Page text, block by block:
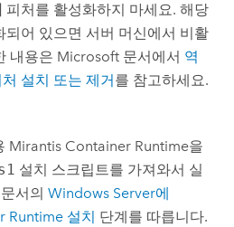
피처를 활성화하지 마세요. 해당
되어 있으면 서버 머신에서 비활
내용은 Microsoft문서에서 역
설치 또는 제거를 참고하세요.
Mirantis Container Runtime을
설치 스크립트를 가져와서 실
서의 Windows Server에
Runtime설치 단계를 따릅니다.